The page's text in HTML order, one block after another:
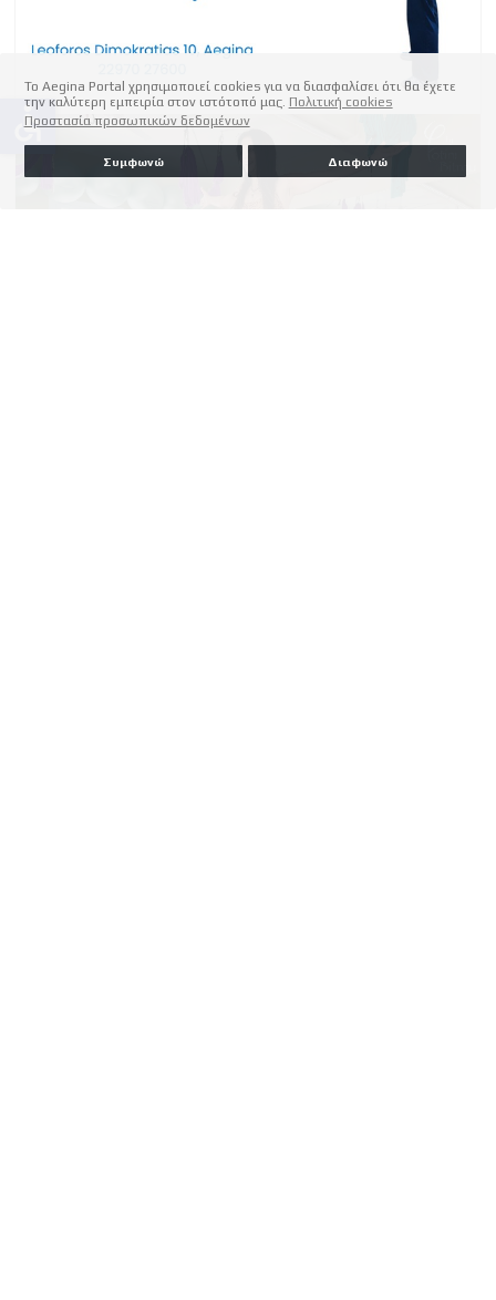
Το Aegina Portal χρησιμοποιεί cookies για να διασφαλίσει ότι θα έχετε
την καλύτερη εμπειρία στον ιστότοπό μας. Πολιτική cookies
Προστασία προσωπικών δεδομένων
Συμφωνώ Διαφωνώ
accessible